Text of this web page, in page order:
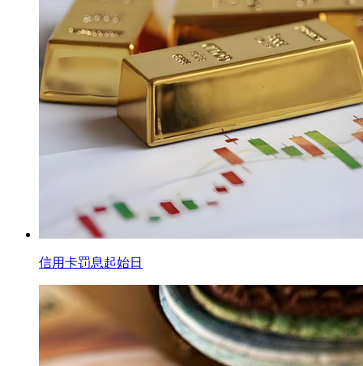
信用卡罚息起始日